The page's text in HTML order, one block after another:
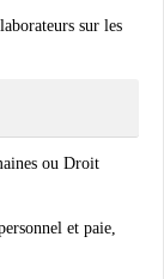
sur les
ou Droit
et paie,